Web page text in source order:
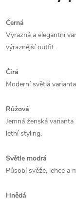
Černá
Výrazná a elegantní
výraznější outfit.
Čirá
Moderní světlá
Růžová
Jemná ženská
letní styling.
Světle modrá
Působí svěže, lehce a
Hnědá